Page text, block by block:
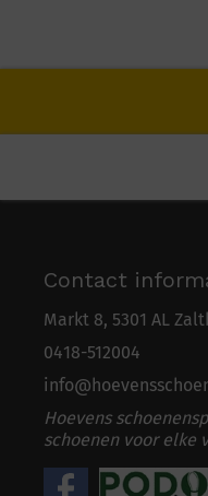
Contact
Markt 8, 5301 AL
0418-512004
Hoevens
schoenen voor elke